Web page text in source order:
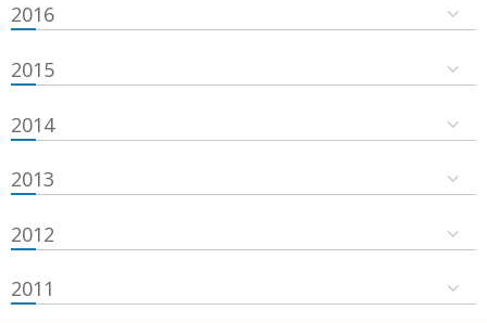
2016
2015
2014
2013
2012
2011